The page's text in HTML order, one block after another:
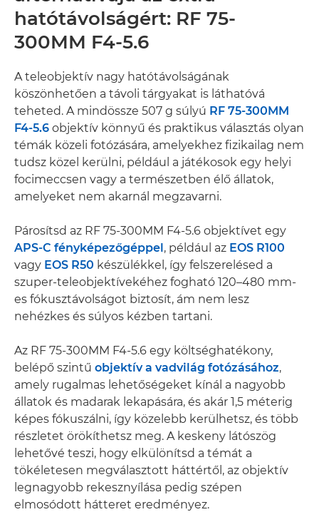
hatótávolságért: RF 75-
300MM F4-5.6
A teleobjektív nagy hatótávolságának
köszönhetően a távoli tárgyakat is láthatóvá
teheted. A mindössze 507 g súlyú RF 75-300MM
F4-5.6 objektív könnyű és praktikus választás olyan
témák közeli fotózására, amelyekhez fizikailag nem
tudsz közel kerülni, például a játékosok egy helyi
focimeccsen vagy a természetben élő állatok,
amelyeket nem akarnál megzavarni.
Párosítsd az RF 75-300MM F4-5.6 objektívet egy
APS-C fényképezőgéppel, például az EOS R100
vagy EOS R50 készülékkel, így felszerelésed a
szuper-teleobjektívekéhez fogható 120–480 mm-
es fókusztávolságot biztosít, ám nem lesz
nehézkes és súlyos kézben tartani.
Az RF 75-300MM F4-5.6 egy költséghatékony,
belépő szintű objektív a vadvilág fotózásához,
amely rugalmas lehetőségeket kínál a nagyobb
állatok és madarak lekapására, és akár 1,5 méterig
képes fókuszálni, így közelebb kerülhetsz, és több
részletet örökíthetsz meg. A keskeny látószög
lehetővé teszi, hogy elkülönítsd a témát a
tökéletesen megválasztott háttértől, az objektív
legnagyobb rekesznyílása pedig szépen
elmosódott hátteret eredményez.